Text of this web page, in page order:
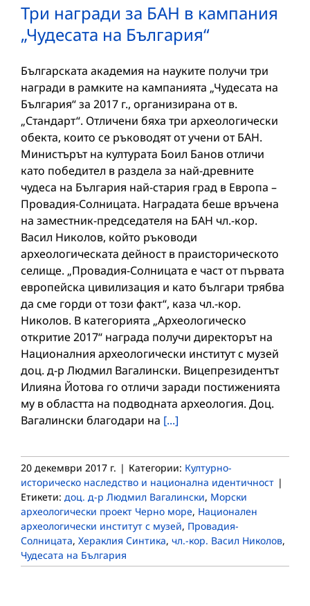
Три награди за БАН в кампания
„Чудесата на България“
Българската академия на науките получи три
награди в рамките на кампанията „Чудесата на
България“ за 2017 г., организирана от в.
„Стандарт“. Отличени бяха три археологически
обекта, които се ръководят от учени от БАН.
Министърът на културата Боил Банов отличи
като победител в раздела за най-древните
чудеса на България най-стария град в Европа –
Провадия-Солницата. Наградата беше връчена
на заместник-председателя на БАН чл.-кор.
Васил Николов, който ръководи
археологическата дейност в праисторическото
селище. „Провадия-Солницата е част от първата
европейска цивилизация и като българи трябва
да сме горди от този факт“, каза чл.-кор.
Николов. В категорията „Археологическо
откритие 2017“ награда получи директорът на
Националния археологически институт с музей
доц. д-р Людмил Вагалински. Вицепрезидентът
Илияна Йотова го отличи заради постиженията
му в областта на подводната археология. Доц.
Вагалински благодари на [...]
20 декември 2017 г. | Категории: Културно-
историческо наследство и национална идентичност |
Етикети: доц. д-р Людмил Вагалински, Морски
археологически проект Черно море, Национален
археологически институт с музей, Провадия-
Солницата, Хераклия Синтика, чл.-кор. Васил Николов,
Чудесата на България